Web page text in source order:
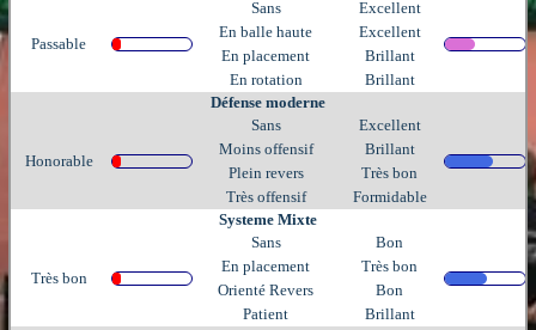
Passable
Sans
Excellent
En balle haute
Excellent
En placement
Brillant
En rotation
Brillant
Défense moderne
Honorable
Sans
Excellent
Moins offensif
Brillant
Plein revers
Très bon
Très offensif
Formidable
Systeme Mixte
Très bon
Sans
Bon
En placement
Très bon
Orienté Revers
Bon
Patient
Brillant